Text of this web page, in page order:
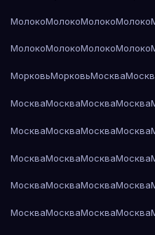
МолокоМолокоМолокоМолоко
МолокоМолокоМолокоМолоко
МорковьМорковьМосква
МоскваМоскваМоскваМосква
МоскваМоскваМоскваМосква
МоскваМоскваМоскваМосква
МоскваМоскваМоскваМосква
МоскваМоскваМоскваМосква